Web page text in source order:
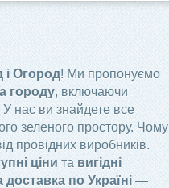
і Огород! Ми пропонуємо
городу, включаючи
У нас ви знайдете все
зеленого простору. Чому
провідних виробників.
ціни та вигідні
по Україні—